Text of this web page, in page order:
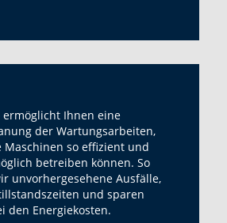
ermöglicht Ihnen eine
der Wartungsarbeiten,
Maschinen so effizient und
betreiben können. So
unvorhergesehene Ausfälle,
und sparen
den Energiekosten.